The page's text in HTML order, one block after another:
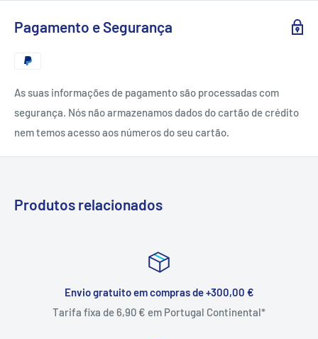
Pagamento e Segurança
As suas informações de pagamento são processadas com
segurança. Nós não armazenamos dados do cartão de crédito
nem temos acesso aos números do seu cartão.
Produtos relacionados
Envio gratuito em compras de +300,00 €
Tarifa fixa de 6,90 € em Portugal Continental*